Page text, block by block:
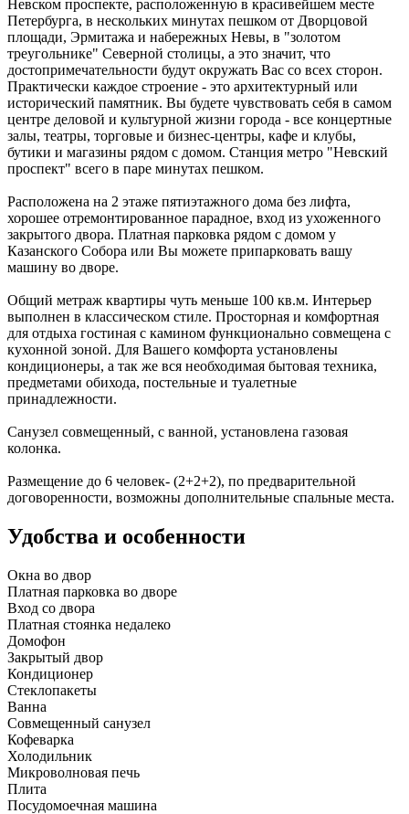
Невском проспекте, расположенную в красивейшем месте
Петербурга, в нескольких минутах пешком от Дворцовой
площади, Эрмитажа и набережных Невы, в "золотом
треугольнике" Северной столицы, а это значит, что
достопримечательности будут окружать Вас со всех сторон.
Практически каждое строение - это архитектурный или
исторический памятник. Вы будете чувствовать себя в самом
центре деловой и культурной жизни города - все концертные
залы, театры, торговые и бизнес-центры, кафе и клубы,
бутики и магазины рядом с домом. Станция метро "Невский
проспект" всего в паре минутах пешком.
Расположена на 2 этаже пятиэтажного дома без лифта,
хорошее отремонтированное парадное, вход из ухоженного
закрытого двора. Платная парковка рядом с домом у
Казанского Собора или Вы можете припарковать вашу
машину во дворе.
Общий метраж квартиры чуть меньше 100 кв.м. Интерьер
выполнен в классическом стиле. Просторная и комфортная
для отдыха гостиная с камином функционально совмещена с
кухонной зоной. Для Вашего комфорта установлены
кондиционеры, а так же вся необходимая бытовая техника,
предметами обихода, постельные и туалетные
принадлежности.
Санузел совмещенный, с ванной, установлена газовая
колонка.
Размещение до 6 человек- (2+2+2), по предварительной
договоренности, возможны дополнительные спальные места.
Удобства и особенности
Окна во двор
Платная парковка во дворе
Вход со двора
Платная стоянка недалеко
Домофон
Закрытый двор
Кондиционер
Стеклопакеты
Ванна
Совмещенный санузел
Кофеварка
Холодильник
Микроволновая печь
Плита
Посудомоечная машина